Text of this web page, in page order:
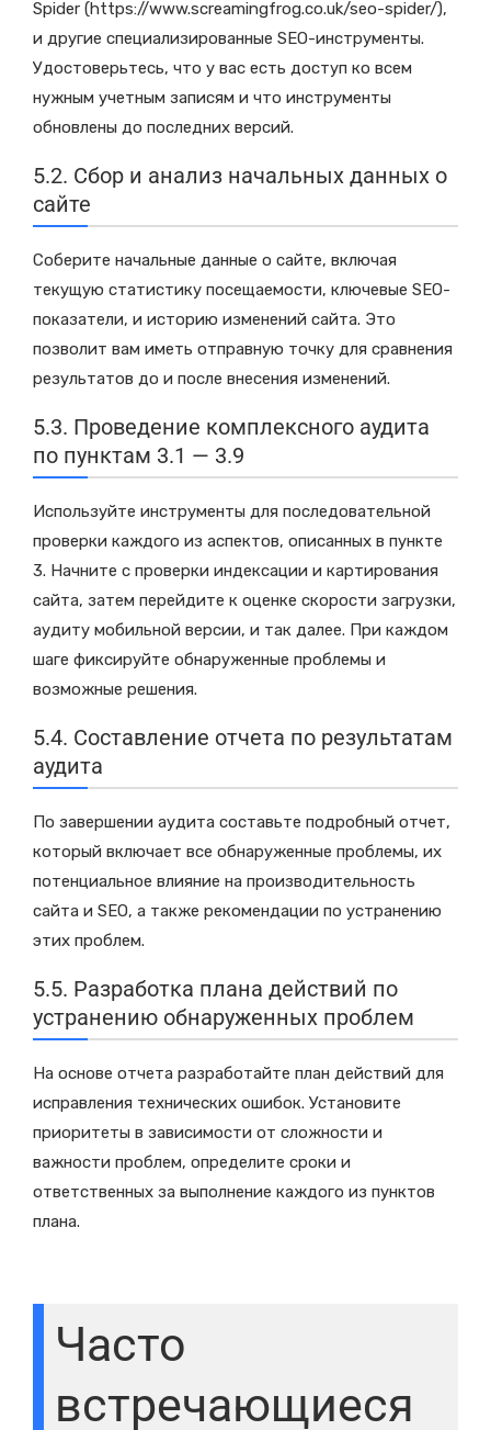
Spider (https://www.screamingfrog.co.uk/seo-spider/),
и другие специализированные SEO-инструменты.
Удостоверьтесь, что у вас есть доступ ко всем
нужным учетным записям и что инструменты
обновлены до последних версий.
5.2. Сбор и анализ начальных данных о
сайте
Соберите начальные данные о сайте, включая
текущую статистику посещаемости, ключевые SEO-
показатели, и историю изменений сайта. Это
позволит вам иметь отправную точку для сравнения
результатов до и после внесения изменений.
5.3. Проведение комплексного аудита
по пунктам 3.1 — 3.9
Используйте инструменты для последовательной
проверки каждого из аспектов, описанных в пункте
3. Начните с проверки индексации и картирования
сайта, затем перейдите к оценке скорости загрузки,
аудиту мобильной версии, и так далее. При каждом
шаге фиксируйте обнаруженные проблемы и
возможные решения.
5.4. Составление отчета по результатам
аудита
По завершении аудита составьте подробный отчет,
который включает все обнаруженные проблемы, их
потенциальное влияние на производительность
сайта и SEO, а также рекомендации по устранению
этих проблем.
5.5. Разработка плана действий по
устранению обнаруженных проблем
На основе отчета разработайте план действий для
исправления технических ошибок. Установите
приоритеты в зависимости от сложности и
важности проблем, определите сроки и
ответственных за выполнение каждого из пунктов
плана.
Часто
встречающиеся